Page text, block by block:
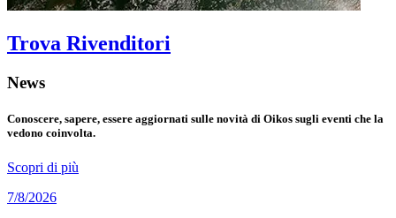
Trova Rivenditori
News
Conoscere, sapere, essere aggiornati sulle novità di Oikos sugli eventi che la
vedono coinvolta.
Scopri di più
7/8/2026